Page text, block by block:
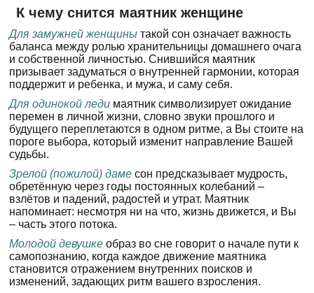
К чему снится маятник женщине
Для замужней женщины такой сон означает важность
баланса между ролью хранительницы домашнего очага
и собственной личностью. Снившийся маятник
призывает задуматься о внутренней гармонии, которая
поддержит и ребенка, и мужа, и саму себя.
Для одинокой леди маятник символизирует ожидание
перемен в личной жизни, словно звуки прошлого и
будущего переплетаются в одном ритме, а Вы стоите на
пороге выбора, который изменит направление Вашей
судьбы.
Зрелой (пожилой) даме сон предсказывает мудрость,
обретённую через годы постоянных колебаний –
взлётов и падений, радостей и утрат. Маятник
напоминает: несмотря ни на что, жизнь движется, и Вы
– часть этого потока.
Молодой девушке образ во сне говорит о начале пути к
самопознанию, когда каждое движение маятника
становится отражением внутренних поисков и
изменений, задающих ритм вашего взросления.